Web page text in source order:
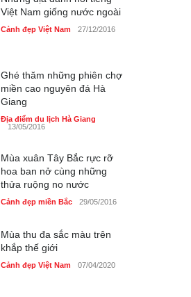
Chợ đêm Phú Quốc có nhà
40 xe ôtô du lịch tự lái đầu
tiên qua cửa khẩu Móng Cái
Cảnh đẹp Việt Nam 24/04/2020
Thực hư cây cầu gỗ dài
nhất Việt Nam bị ‘xóa sổ’
sau lũ
Cảnh đẹp Việt Nam 24/04/2020
Bún cá thố và bánh canh
cốt dừa miền Tây ở Sài Gòn
Cảnh đẹp Việt Nam
Việt Nam giống nước ngoài
Cảnh đẹp Việt Nam 27/12/2016
Ghé thăm những phiên chợ
miền cao nguyên đá Hà
Giang
Địa điểm du lịch Hà Giang
13/05/2016
Mùa xuân Tây Bắc rực rỡ
hoa ban nở cùng những
thửa ruộng no nước
Cảnh đẹp miền Bắc 29/05/2016
Mùa thu đa sắc màu trên
khắp thế giới
Cảnh đẹp Việt Nam 07/04/2020